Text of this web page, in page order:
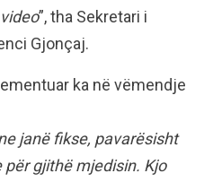
”, tha Sekretari i
Gjonçaj.
ka në vëmendje
janë fikse, pavarësisht
gjithë mjedisin. Kjo